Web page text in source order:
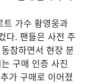
가수 황영웅과
다. 팬들은 사전 주
참하면서 현장 분
구매 인증 사진
가 구매로 이어졌